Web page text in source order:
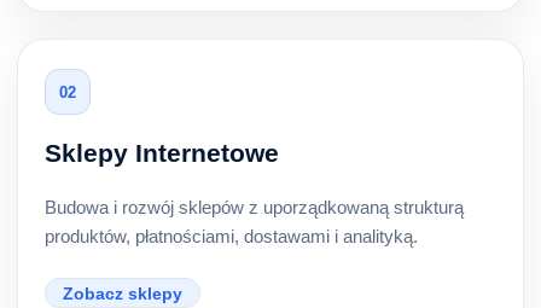
02
Sklepy Internetowe
Budowa i rozwój sklepów z uporządkowaną strukturą
produktów, płatnościami, dostawami i analityką.
Zobacz sklepy